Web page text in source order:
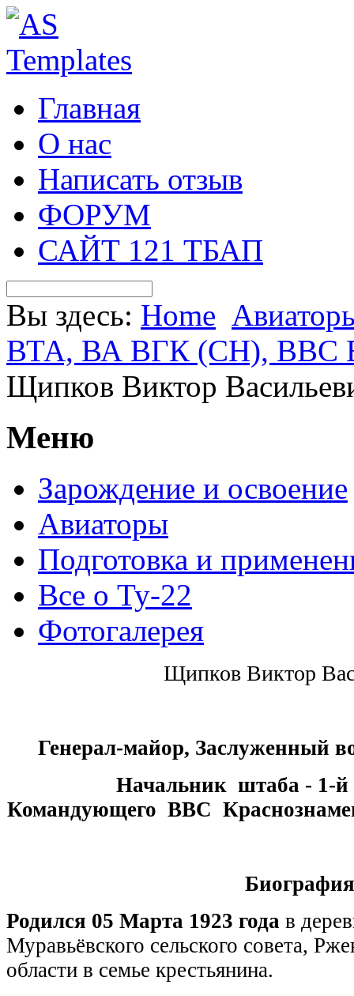
Главная
О нас
Написать отзыв
ФОРУМ
САЙТ 121 ТБАП
Вы здесь: Home
ВТА, ВА ВГК (СН), ВВС
Щипков Виктор
Меню
Зарождение и освоение
Авиаторы
Подготовка и
Все о Ту-22
Фотогалерея
Щипков Виктор
Генерал-майор, Заслуженный
Начальник штаба - 1-й
Командующего ВВС
Родился 05 Марта 1923 года в
Муравьёвского сельского совета,
области в семье крестьянина.